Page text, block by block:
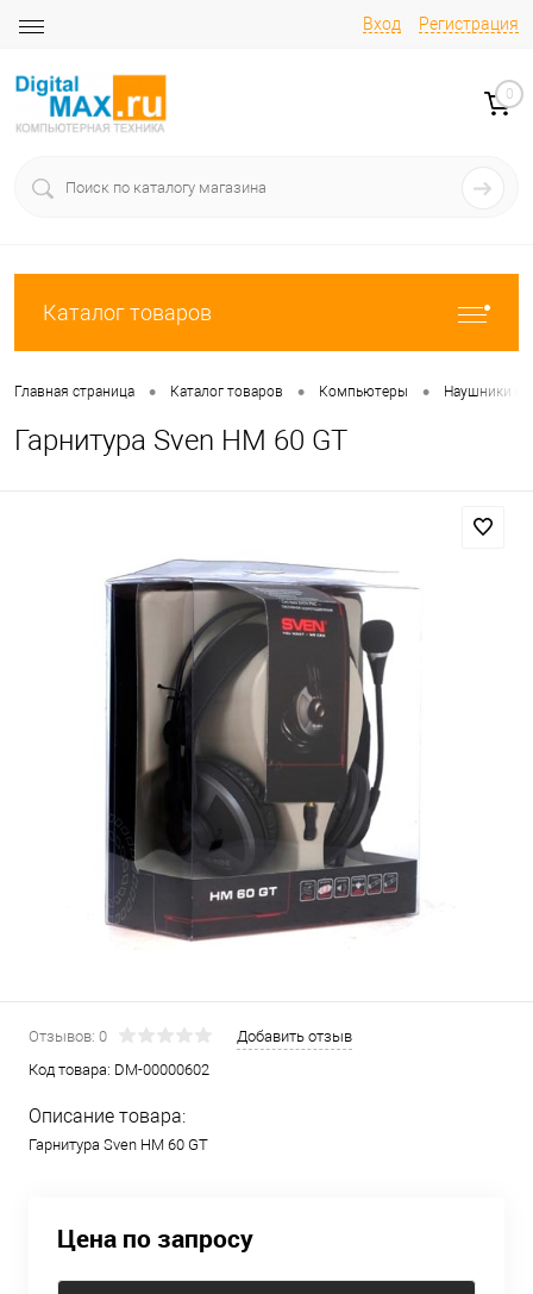
Вход Регистрация
0
Каталог товаров
Главная страница • Каталог товаров • Компьютеры • Наушники с
Гарнитура Sven HM 60 GT
Отзывов: 0
Добавить отзыв
Код товара: DM-00000602
Описание товара:
Гарнитура Sven HM 60 GT
Цена по запросу